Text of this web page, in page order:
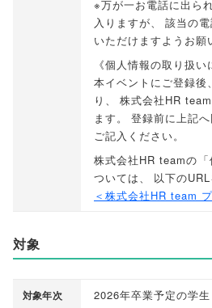
※万が一お電話に出ら
入りますが
該当の
いただけますようお願
《個人情報の取り扱い
本イベントにご登録後
り
株式会社HR
ます 。 登録前に上記
ご記入ください。
株式会社HR teamの 「
ついては
以下の
＜株式会社HR team
対象
対象年次 2026年卒業予定の学生